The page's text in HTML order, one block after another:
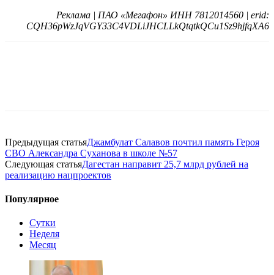
Реклама | ПАО «Мегафон» ИНН 7812014560 | erid:
CQH36pWzJqVGY33C4VDLiJHCLLkQtqtkQCu1Sz9hjfqXA6
Предыдущая статьяДжамбулат Салавов почтил память Героя
СВО Александра Суханова в школе №57
Следующая статьяДагестан направит 25,7 млрд рублей на
реализацию нацпроектов
Популярное
Сутки
Неделя
Месяц